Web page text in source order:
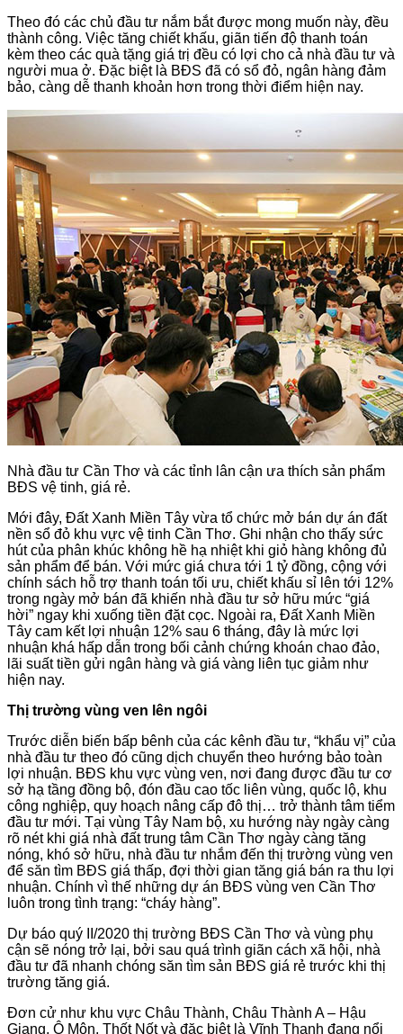
Theo đó các chủ đầu tư nắm bắt được mong muốn này, đều
thành công. Việc tăng chiết khấu, giãn tiến độ thanh toán
kèm theo các quà tặng giá trị đều có lợi cho cả nhà đầu tư và
người mua ở. Đặc biệt là BĐS đã có sổ đỏ, ngân hàng đảm
bảo, càng dễ thanh khoản hơn trong thời điểm hiện nay.
Nhà đầu tư Cần Thơ và các tỉnh lân cận ưa thích sản phẩm
BĐS vệ tinh, giá rẻ.
Mới đây, Đất Xanh Miền Tây vừa tổ chức mở bán dự án đất
nền sổ đỏ khu vực vệ tinh Cần Thơ. Ghi nhận cho thấy sức
hút của phân khúc không hề hạ nhiệt khi giỏ hàng không đủ
sản phẩm để bán. Với mức giá chưa tới 1 tỷ đồng, cộng với
chính sách hỗ trợ thanh toán tối ưu, chiết khấu sỉ lên tới 12%
trong ngày mở bán đã khiến nhà đầu tư sở hữu mức “giá
hời” ngay khi xuống tiền đặt cọc. Ngoài ra, Đất Xanh Miền
Tây cam kết lợi nhuận 12% sau 6 tháng, đây là mức lợi
nhuận khá hấp dẫn trong bối cảnh chứng khoán chao đảo,
lãi suất tiền gửi ngân hàng và giá vàng liên tục giảm như
hiện nay.
Thị trường vùng ven lên ngôi
Trước diễn biến bấp bênh của các kênh đầu tư, “khẩu vị” của
nhà đầu tư theo đó cũng dịch chuyển theo hướng bảo toàn
lợi nhuận. BĐS khu vực vùng ven, nơi đang được đầu tư cơ
sở hạ tầng đồng bộ, đón đầu cao tốc liên vùng, quốc lộ, khu
công nghiệp, quy hoạch nâng cấp đô thị… trở thành tâm tiểm
đầu tư mới. Tại vùng Tây Nam bộ, xu hướng này ngày càng
rõ nét khi giá nhà đất trung tâm Cần Thơ ngày càng tăng
nóng, khó sở hữu, nhà đầu tư nhắm đến thị trường vùng ven
để săn tìm BĐS giá thấp, đợi thời gian tăng giá bán ra thu lợi
nhuận. Chính vì thế những dự án BĐS vùng ven Cần Thơ
luôn trong tình trạng: “cháy hàng”.
Dự báo quý II/2020 thị trường BĐS Cần Thơ và vùng phụ
cận sẽ nóng trở lại, bởi sau quá trình giãn cách xã hội, nhà
đầu tư đã nhanh chóng săn tìm sản BĐS giá rẻ trước khi thị
trường tăng giá.
Đơn cử như khu vực Châu Thành, Châu Thành A – Hậu
Giang, Ô Môn, Thốt Nốt và đặc biệt là Vĩnh Thạnh đang nổi